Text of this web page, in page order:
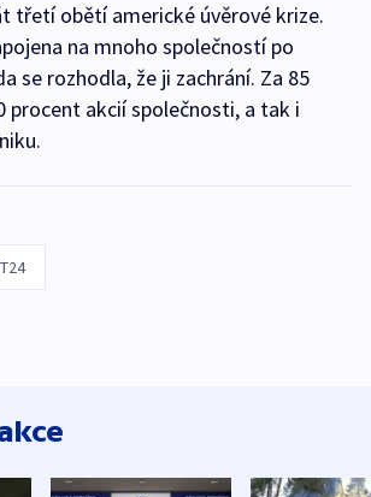
třetí obětí americké úvěrové krize.
na mnoho společností po
se rozhodla, že ji zachrání. Za 85
procent akcií společnosti, a tak i